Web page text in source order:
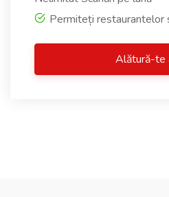
Permiteți restaurantelor
Alătură-te